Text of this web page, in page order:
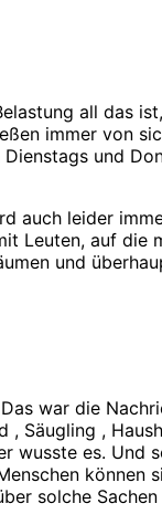
all das
immer von
und
auch leider
Leuten, auf
und
war die
Säugling ,
es. Und
solche